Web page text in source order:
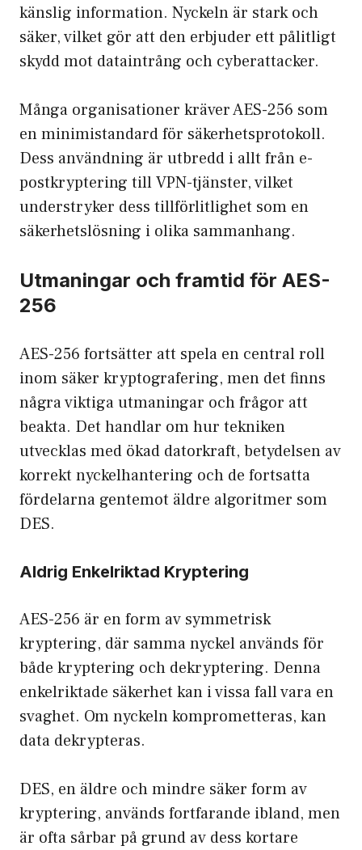
känslig information. Nyckeln är stark och
säker, vilket gör att den erbjuder ett pålitligt
skydd mot dataintrång och cyberattacker.
Många organisationer kräver AES-256 som
en minimistandard för säkerhetsprotokoll.
Dess användning är utbredd i allt från e-
postkryptering till VPN-tjänster, vilket
understryker dess tillförlitlighet som en
säkerhetslösning i olika sammanhang.
Utmaningar och framtid för AES-
256
AES-256 fortsätter att spela en central roll
inom säker kryptografering, men det finns
några viktiga utmaningar och frågor att
beakta. Det handlar om hur tekniken
utvecklas med ökad datorkraft, betydelsen av
korrekt nyckelhantering och de fortsatta
fördelarna gentemot äldre algoritmer som
DES.
Aldrig Enkelriktad Kryptering
AES-256 är en form av symmetrisk
kryptering, där samma nyckel används för
både kryptering och dekryptering. Denna
enkelriktade säkerhet kan i vissa fall vara en
svaghet. Om nyckeln komprometteras, kan
data dekrypteras.
DES, en äldre och mindre säker form av
kryptering, används fortfarande ibland, men
är ofta sårbar på grund av dess kortare